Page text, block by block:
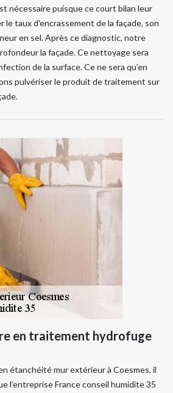
nécessaire puisque ce court bilan leur
taux d’encrassement de la façade, son
en sel. Après ce diagnostic, notre
la façade. Ce nettoyage sera
de la surface. Ce ne sera qu’en
pulvériser le produit de traitement sur
en traitement hydrofuge
étanchéité mur extérieur à Coesmes, il
l’entreprise France conseil humidite 35